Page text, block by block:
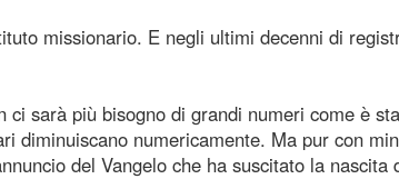
missionario. E negli ultimi decenni di
ci sarà più bisogno di grandi numeri come è
diminuiscano numericamente. Ma pur con
del Vangelo che ha suscitato la nascita